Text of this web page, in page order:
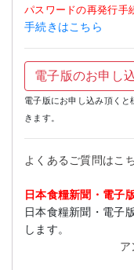
パスワードの再発行手
手続きはこちら
電子版のお申し
電子版にお申し込み頂く
きます。
よくあるご質問はこ
日本食糧新聞・電子
日本食糧新聞・電子
します。
ア